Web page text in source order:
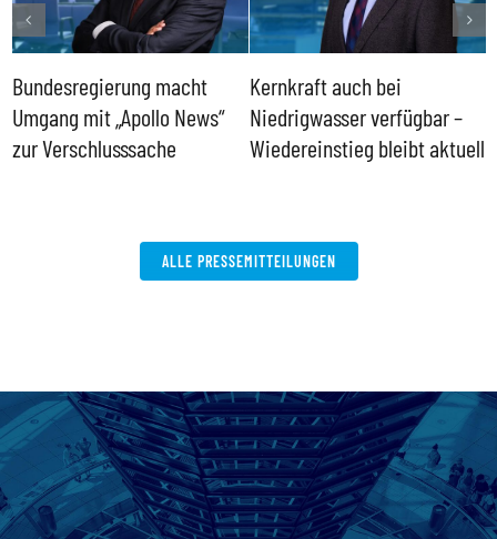
Bundesregierung macht
Umgang mit „Apollo News“
zur Verschlusssache
Kernkraft auch bei
Niedrigwasser verfügbar –
Wiedereinstieg bleibt aktuell
ALLE PRESSEMITTEILUNGEN